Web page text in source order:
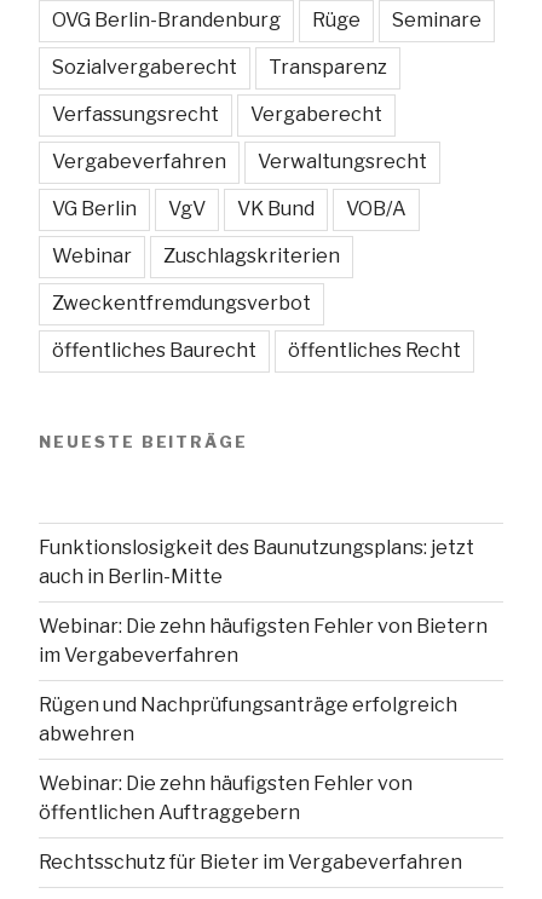
OVG Berlin-Brandenburg Rüge Seminare
Sozialvergaberecht Transparenz
Verfassungsrecht Vergaberecht
Vergabeverfahren Verwaltungsrecht
VG Berlin VgV VK Bund VOB/A
Webinar Zuschlagskriterien
Zweckentfremdungsverbot
öffentliches Baurecht öffentliches Recht
NEUESTE BEITRÄGE
Funktionslosigkeit des Baunutzungsplans: jetzt
auch in Berlin-Mitte
Webinar: Die zehn häufigsten Fehler von Bietern
im Vergabeverfahren
Rügen und Nachprüfungsanträge erfolgreich
abwehren
Webinar: Die zehn häufigsten Fehler von
öffentlichen Auftraggebern
Rechtsschutz für Bieter im Vergabeverfahren